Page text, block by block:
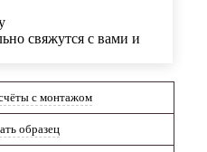
свяжутся с вами и
с монтажом
образец